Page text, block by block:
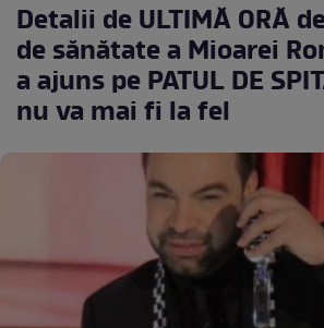
Detalii de ULTIMĂ ORĂ
de sănătate a Mioarei
a ajuns pe PATUL DE
nu va mai fi la fel